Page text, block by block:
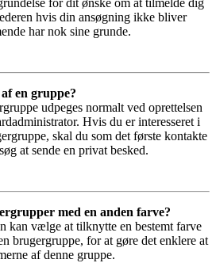
for dit ønske om at tilmelde dig
hvis din ansøgning ikke bliver
har nok sine grunde.
en gruppe?
udpeges normalt ved oprettelsen
Hvis du er interesseret i
skal du som det første kontakte
at sende en privat besked.
med en anden farve?
kan vælge at tilknytte en bestemt farve
brugergruppe, for at gøre det enklere at
af denne gruppe.